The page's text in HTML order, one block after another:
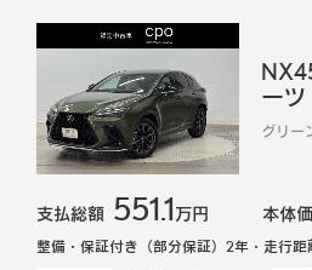
ーツ
グリー
支払総額 551.1万円 本体
整備・保証付き（部分保証）2年・走行距